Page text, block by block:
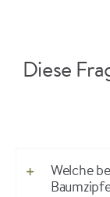
Diese
Welche